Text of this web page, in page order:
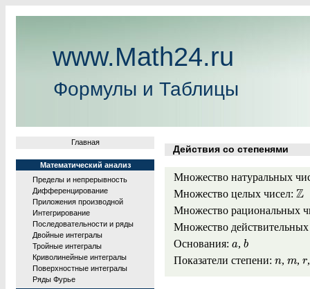
www.Math24.ru
Формулы и Таблицы
Главная
Математический анализ
Пределы и непрерывность
Дифференцирование
Приложения производной
Интегрирование
Последовательности и ряды
Двойные интегралы
Тройные интегралы
Криволинейные интегралы
Поверхностные интегралы
Ряды Фурье
Действия со степенями
Множество натуральных
Множество целых чисел: Z
Множество рациональных
Множество
Основания: a, b
Показатели степени: n, m, r